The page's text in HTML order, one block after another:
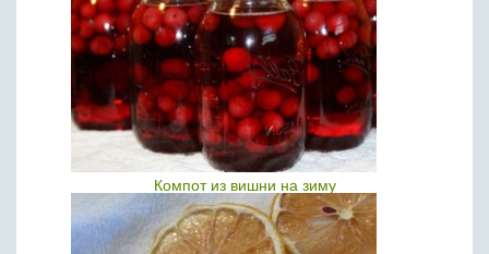
Компот из вишни на зиму